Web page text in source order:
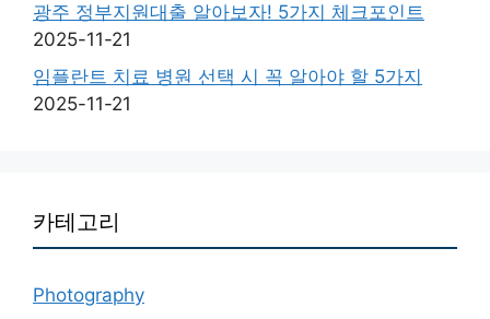
광주 정부지원대출 알아보자! 5가지 체크포인트
2025-11-21
임플란트 치료 병원 선택 시 꼭 알아야 할 5가지
2025-11-21
카테고리
Photography